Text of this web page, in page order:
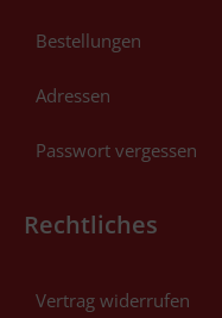
Bestellungen
Adressen
Passwort vergessen
Rechtliches
Vertrag widerrufen